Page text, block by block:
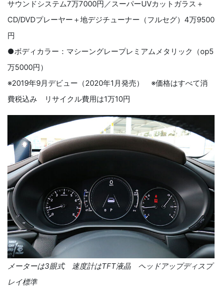
サウンドシステム7万7000円／スーパーUVカットガラス＋
CD/DVDプレーヤー＋地デジチューナー（フルセグ）4万9500
円
●ボディカラー：マシーングレープレミアムメタリック（op5
万5000円）
※2019年9月デビュー（2020年1月発売） ※価格はすべて消
費税込み リサイクル費用は1万10円
メーターは3眼式 速度計はTFT液晶 ヘッドアップディスプ
レイ標準